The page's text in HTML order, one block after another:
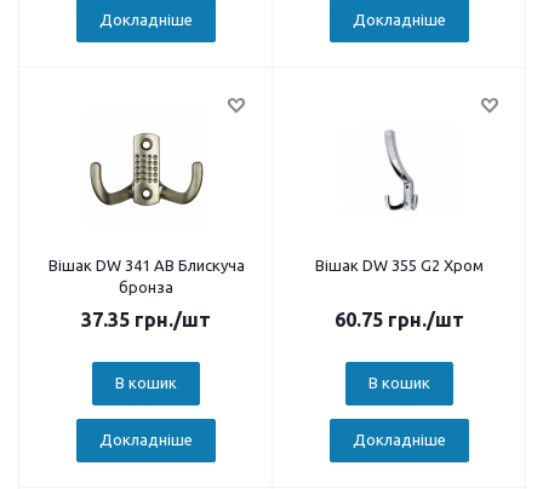
Докладніше Докладніше
Вішак DW 341 АВ Блискуча
бронза
37.35 грн./шт
В кошик
Докладніше
Вішак DW 355 G2 Хром
60.75 грн./шт
В кошик
Докладніше